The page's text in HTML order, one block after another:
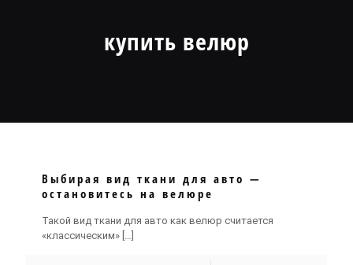
купить велюр
Выбирая вид ткани для авто —
остановитесь на велюре
Такой вид ткани для авто как велюр считается
«классическим» […]